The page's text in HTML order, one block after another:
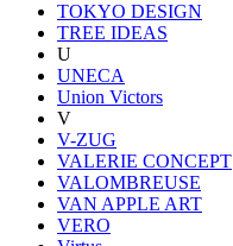
TOKYO DESIGN
TREE IDEAS
U
UNECA
Union Victors
V
V-ZUG
VALERIE CONCEPT
VALOMBREUSE
VAN APPLE ART
VERO